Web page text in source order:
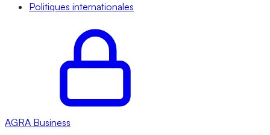
Politiques internationales
AGRA Business